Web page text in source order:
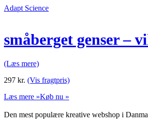
Adapt Science
småberget genser –
(Læs mere)
297 kr. (Vis fragtpris)
Læs mere »Køb nu »
Den mest populære kreative webshop i